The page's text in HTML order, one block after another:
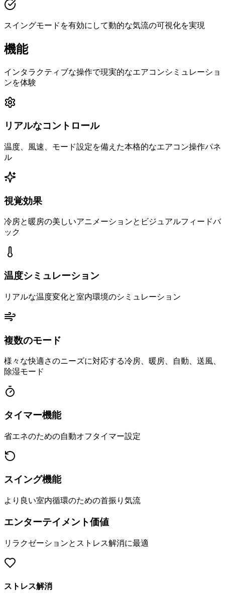
スイングモードを有効にして動的な気流の可視化を実現
機能
インタラクティブな操作で現実的なエアコンシミュレーショ
ンを体験
リアルなコントロール
温度、風速、モード設定を備えた本格的なエアコン操作パネ
ル
視覚効果
冷房と暖房の美しいアニメーションとビジュアルフィードバ
ック
温度シミュレーション
リアルな温度変化と室内環境のシミュレーション
複数のモード
様々な快適さのニーズに対応する冷房、暖房、自動、送風、
除湿モード
タイマー機能
省エネのための自動オフタイマー設定
スイング機能
より良い室内循環のための首振り気流
エンターテイメント価値
リラクゼーションとストレス解消に最適
ストレス解消